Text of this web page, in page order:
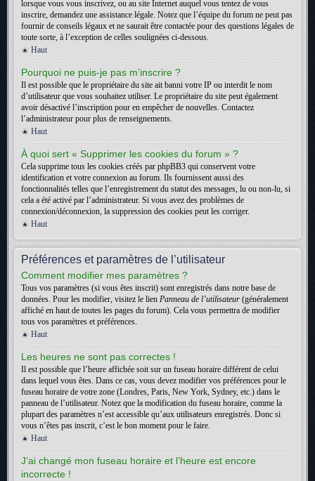
lorsque vous vous inscrivez, ou au site Internet auquel vous tentez de vous
inscrire, demandez une assistance légale. Notez que l’équipe du forum ne peut pas
fournir de conseils légaux et ne saurait être contactée pour des questions légales de
toute sorte, à l’exception de celles soulignées ci-dessous.
Haut
Pourquoi ne puis-je pas m’inscrire ?
Il est possible que le propriétaire du site ait banni votre IP ou interdit le nom
d’utilisateur que vous souhaitez utiliser. Le propriétaire du site peut également
avoir désactivé l’inscription pour en empêcher de nouvelles. Contactez
l’administrateur pour plus de renseignements.
Haut
À quoi sert « Supprimer les cookies du forum » ?
Cela supprime tous les cookies créés par phpBB3 qui conservent votre
identification et votre connexion au forum. Ils fournissent aussi des
fonctionnalités telles que l’enregistrement du statut des messages, lu ou non-lu, si
cela a été activé par l’administrateur. Si vous avez des problèmes de
connexion/déconnexion, la suppression des cookies peut les corriger.
Haut
Préférences et paramètres de l’utilisateur
Comment modifier mes paramètres ?
Tous vos paramètres (si vous êtes inscrit) sont enregistrés dans notre base de
données. Pour les modifier, visitez le lien Panneau de l’utilisateur (généralement
affiché en haut de toutes les pages du forum). Cela vous permettra de modifier
tous vos paramètres et préférences.
Haut
Les heures ne sont pas correctes !
Il est possible que l’heure affichée soit sur un fuseau horaire différent de celui
dans lequel vous êtes. Dans ce cas, vous devez modifier vos préférences pour le
fuseau horaire de votre zone (Londres, Paris, New York, Sydney, etc.) dans le
panneau de l’utilisateur. Notez que la modification du fuseau horaire, comme la
plupart des paramètres n’est accessible qu’aux utilisateurs enregistrés. Donc si
vous n’êtes pas inscrit, c’est le bon moment pour le faire.
Haut
J’ai changé mon fuseau horaire et l’heure est encore
incorrecte !